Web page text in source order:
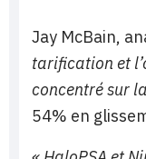
Jay McBain,
tarification et
concentré sur
54% en